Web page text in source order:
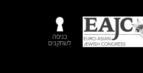
כניסה
לשחקנים